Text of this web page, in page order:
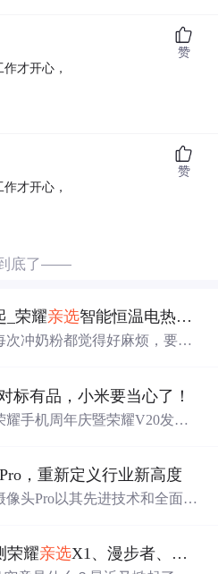
才开心，
赞
才开心，
赞
底了——
_荣耀亲选智能恒温电热水壶，宝爸冲奶粉再也不做难了
冲奶粉都觉得好麻烦，要准
温，所以，当奶妈奶爸也是
。不过有了恒温电热水壶之
下面就和大家分享一下这
标有品，小米要当心了！
手机周年庆暨荣耀V20发布
“荣耀亲选 ”。 “荣耀亲选”上
市场
，重新定义行业新高度
像头Pro以其先进技术和全面功
案是搭载3枚摄像头，其中云
荣耀亲选X1、漫步者、小米AirDots青春版三款耳机横评